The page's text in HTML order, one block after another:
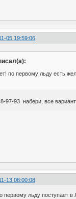
05 19:59:06
по первому льду есть
97-93 набери, все
13 08:00:08
первому льду поступает